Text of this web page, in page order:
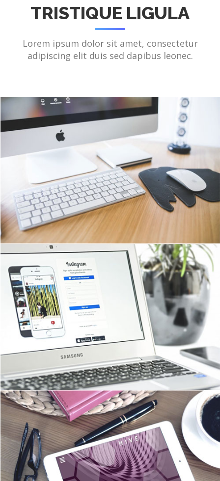
TRISTIQUE LIGULA
Lorem ipsum dolor sit amet, consectetur
adipiscing elit duis sed dapibus leonec.